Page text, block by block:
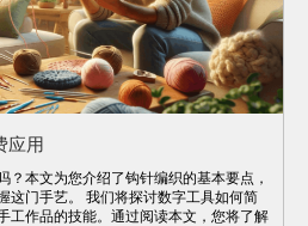
应用
？本文为您介绍了钩针编织的基本要点，
这门手艺。 我们将探讨数字工具如何简
工作品的技能。通过阅读本文，您将了解